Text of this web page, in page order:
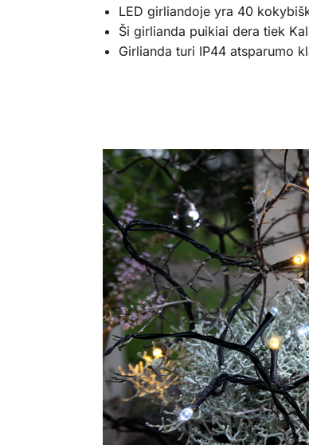
LED girliandoje yra 40
Ši girlianda puikiai dera tiek
Girlianda turi IP44 atsparumo